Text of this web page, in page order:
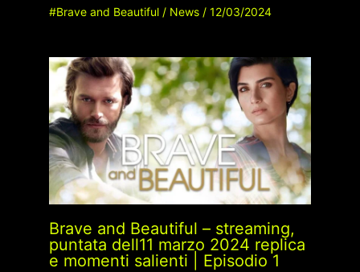
#Brave and Beautiful/ News/ 12/03/2024
Brave and Beautiful – streaming,
puntata dell11 marzo 2024 replica
e momenti salienti | Episodio 1